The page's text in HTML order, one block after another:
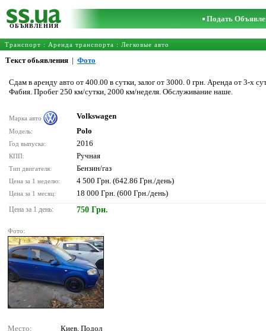
ОБЪЯВЛЕНИЯ
Подать
Транспорт : Аренда транспорта : Легковые авто
Текст обьявления | Фото
Сдам в аренду авто от 400.00 в сутки, залог от 3000. 0 грн. Аренда от 3-
Фабия. Пробег 250 км/сутки, 2000 км/неделя. Обслуживание наше.
Марка авто Volkswagen
Модель: Polo
Год выпуска: 2016
КПП: Ручная
Тип двигателя: Бензин/газ
Цена за 1 неделю: 4 500 Грн. (642.86 Грн./день)
Цена за 1 месяц: 18 000 Грн. (600 Грн./день)
Цена за 1 день: 750 Грн.
Фото:
Место: Киев, Подол